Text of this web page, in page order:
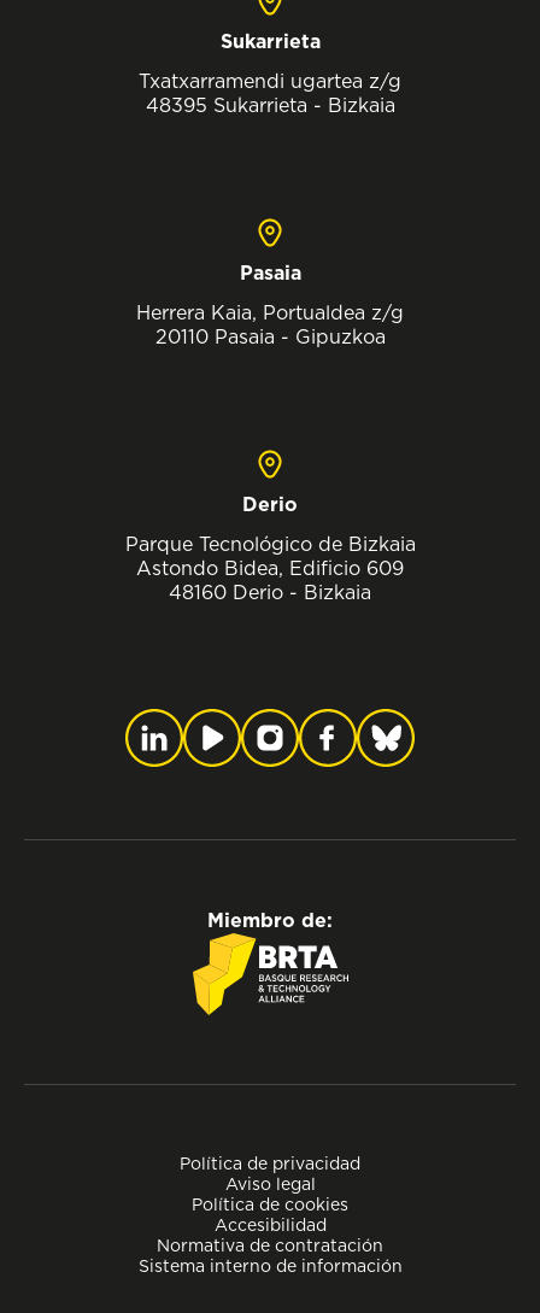
Sukarrieta
Txatxarramendi ugartea z/g
48395 Sukarrieta - Bizkaia
Pasaia
Herrera Kaia, Portualdea z/g
20110 Pasaia - Gipuzkoa
Derio
Parque Tecnológico de Bizkaia
Astondo Bidea, Edificio 609
48160 Derio - Bizkaia
Política de privacidad
Aviso legal
Política de cookies
Accesibilidad
Normativa de contratación
Sistema interno de información
Miembro de: